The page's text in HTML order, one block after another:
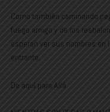
Como también caminando
fuego amigo y de los
esperan ver sus nombres en
entrante.
De aquí para Allá